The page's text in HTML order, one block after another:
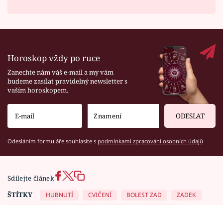
Horoskop vždy po ruce
Zanechte nám váš e-mail a my vám
budeme zasílat pravidelný newsletter s
vaším horoskopem.
ODESLAT
Odesláním formuláře souhlasíte s podmínkami zpracování osobních údajů
Sdílejte článek
ŠTÍTKY
HUBNUTÍ CVIČENÍ BOLEST ZAD
ZADEK